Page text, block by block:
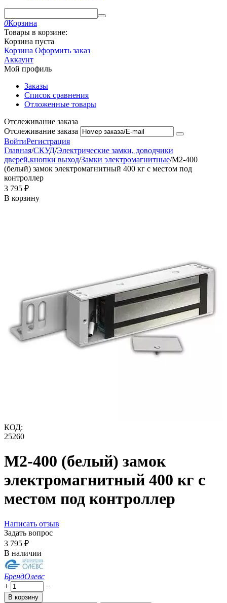
0Корзина
Товары в корзине:
Корзина пуста
Корзина Оформить заказ
Аккаунт
Мой профиль
Заказы
Список сравнения
Отложенные товары
Отслеживание заказа
Отслеживание заказа
ВойтиРегистрация
Главная/СКУД/Электрические замки, доводчики
дверей,кнопки выход/Замки электромагнитные/М2-400
(белый) замок электромагнитный 400 кг с местом под
контроллер
3 795 ₽
В корзину
КОД:
25260
М2-400 (белый) замок
электромагнитный 400 кг с
местом под контроллер
Написать отзыв
Задать вопрос
3 795 ₽
В наличии
БрендОлевс
+
−
В корзину